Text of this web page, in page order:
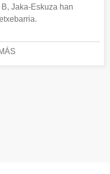
Jaka-Eskuza han